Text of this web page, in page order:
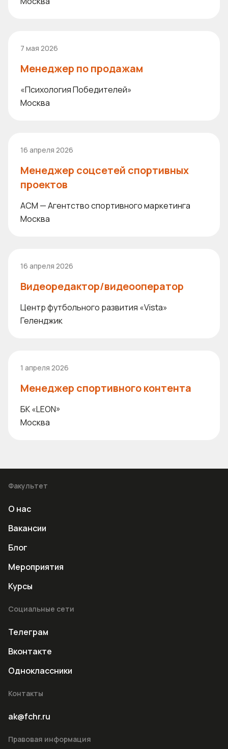
7 мая 2026
Менеджер по продажам
«Психология Победителей»
Москва
16 апреля 2026
Менеджер соцсетей спортивных
проектов
ACM — Агентство спортивного маркетинга
Москва
16 апреля 2026
Видеоредактор/видеооператор
Центр футбольного развития «Vista»
Геленджик
1 апреля 2026
Менеджер спортивного контента
БК «LEON»
Москва
Факультет
О нас
Вакансии
Блог
Мероприятия
Курсы
Социальные сети
Телеграм
Вконтакте
Одноклассники
Контакты
ak@fchr.ru
Правовая информация